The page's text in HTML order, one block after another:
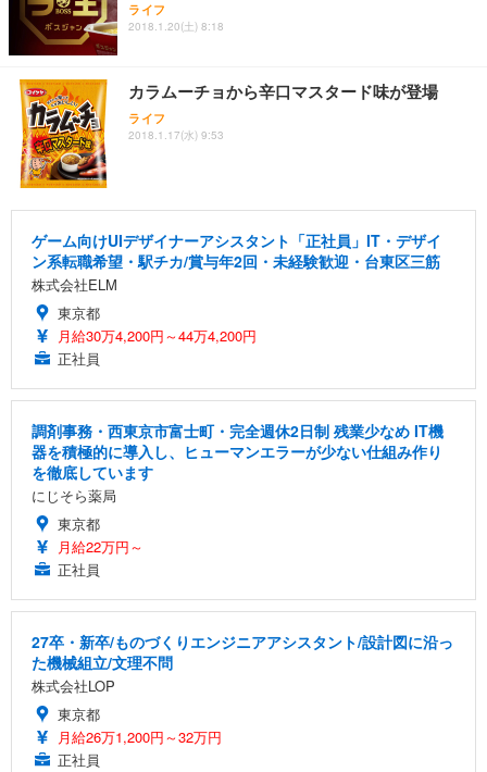
ライフ
2018.1.20(土) 8:18
カラムーチョから辛口マスタード味が登場
ライフ
2018.1.17(水) 9:53
ゲーム向けUIデザイナーアシスタント「正社員」IT・デザイ
ン系転職希望・駅チカ/賞与年2回・未経験歓迎・台東区三筋
株式会社ELM
東京都
月給30万4,200円～44万4,200円
正社員
調剤事務・西東京市富士町・完全週休2日制 残業少なめ IT機
器を積極的に導入し、ヒューマンエラーが少ない仕組み作り
を徹底しています
にじそら薬局
東京都
月給22万円～
正社員
27卒・新卒/ものづくりエンジニアアシスタント/設計図に沿っ
た機械組立/文理不問
株式会社LOP
東京都
月給26万1,200円～32万円
正社員